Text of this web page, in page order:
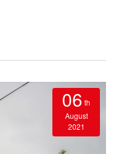
06 th
August
2021